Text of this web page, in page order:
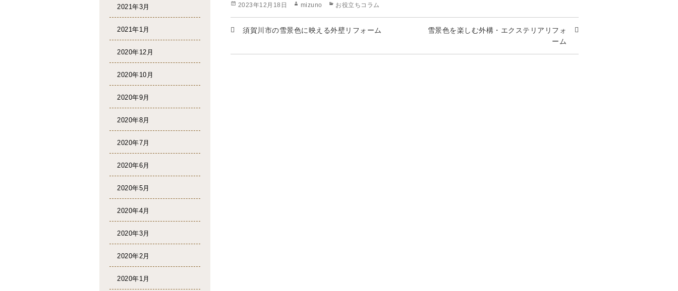
投
2023年12月18日
作
mizuno
カ
リ
お役立ちコラム
須賀川市の雪景色に映える外壁リフォーム
雪景色を楽しむ外構・エクステリアリフォ
ーム
2021年3月
2021年1月
2020年12月
2020年10月
2020年9月
2020年8月
2020年7月
2020年6月
2020年5月
2020年4月
2020年3月
2020年2月
2020年1月